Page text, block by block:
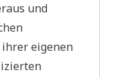
und
ihrer eigenen